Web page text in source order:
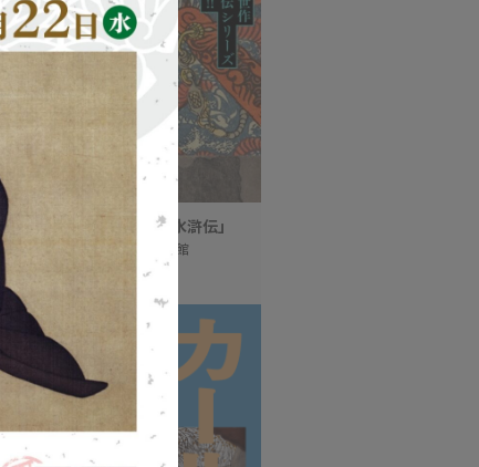
館90周年記念特別展「水滸伝」
～9月6日(日) / 大阪市立美術館